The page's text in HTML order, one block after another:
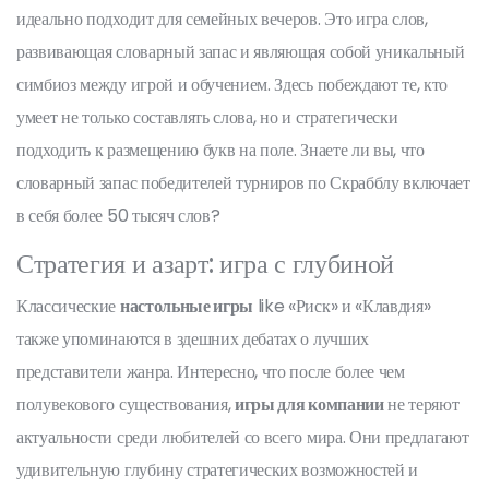
идеально подходит для семейных вечеров. Это игра слов,
развивающая словарный запас и являющая собой уникальный
симбиоз между игрой и обучением. Здесь побеждают те, кто
умеет не только составлять слова, но и стратегически
подходить к размещению букв на поле. Знаете ли вы, что
словарный запас победителей турниров по Скрабблу включает
в себя более 50 тысяч слов?
Стратегия и азарт: игра с глубиной
Классическиенастольные игры like «Риск» и «Клавдия»
также упоминаются в здешних дебатах о лучших
представители жанра. Интересно, что после более чем
полувекового существования,игры для компаниине теряют
актуальности среди любителей со всего мира. Они предлагают
удивительную глубину стратегических возможностей и